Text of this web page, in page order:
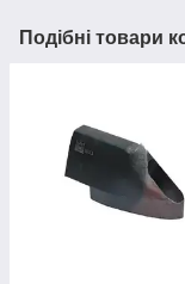
Подібні товари